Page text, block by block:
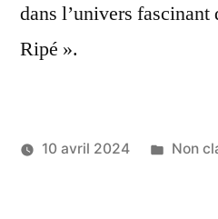
dans l’univers fascinant
Ripé ».
10 avril 2024
Publié
Non